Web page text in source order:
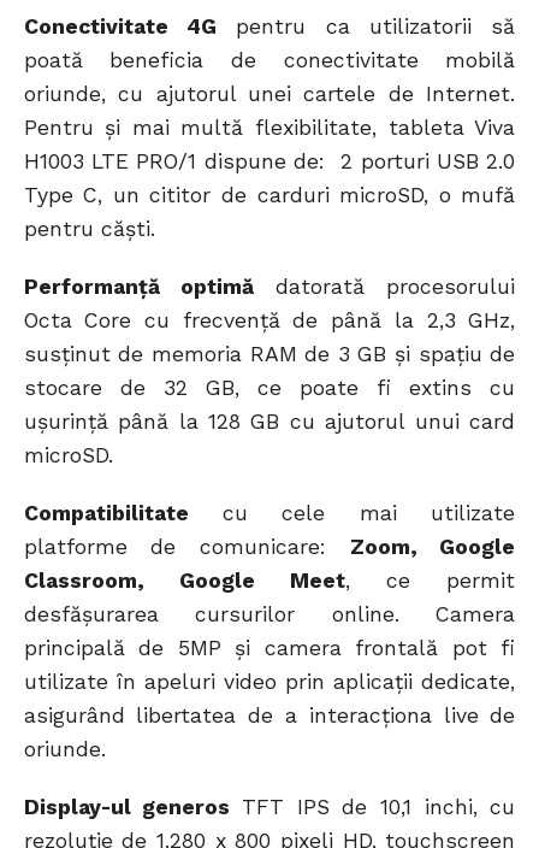
Conectivitate 4G pentru ca utilizatorii să
poată beneficia de conectivitate mobilă
oriunde, cu ajutorul unei cartele de Internet.
Pentru și mai multă flexibilitate, tableta Viva
H1003 LTE PRO/1 dispune de: 2 porturi USB 2.0
Type C, un cititor de carduri microSD, o mufă
pentru căști.
Performanță optimădatorată procesorului
Octa Core cu frecvență de până la 2,3 GHz,
susținut de memoria RAM de 3 GB și spațiu de
stocare de 32 GB, ce poate fi extins cu
ușurință până la 128 GB cu ajutorul unui card
microSD.
Compatibilitate cu cele mai utilizate
platforme de comunicare: Zoom, Google
Classroom, Google Meet, ce permit
desfășurarea cursurilor online. Camera
principală de 5MP și camera frontală pot fi
utilizate în apeluri video prin aplicații dedicate,
asigurând libertatea de a interacționa live de
oriunde.
Display-ul generos TFT IPS de 10,1 inchi, cu
rezoluție de 1.280 x 800 pixeli HD, touchscreen